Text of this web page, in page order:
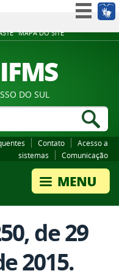
MAPA DO SITE
Participe
Legislação
Canais
DO SUL
Contato
Acesso a
sistemas
Comunicação
de 29
2015.